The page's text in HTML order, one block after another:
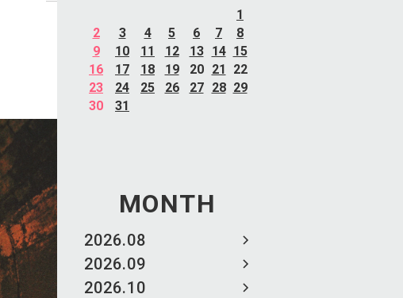
1
2
3 4 5 6 7
8
9
10 11 12 13 14 15
16
17 18 19 20 21
22
23
24 25 26 27 28 29
30
31
MONTH
2026.08
2026.09
2026.10